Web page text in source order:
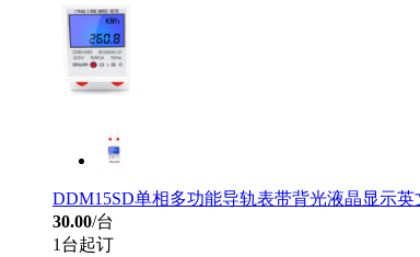
DDM15SD单相多功能导轨表带背光液晶显示英
30.00/台
1台起订